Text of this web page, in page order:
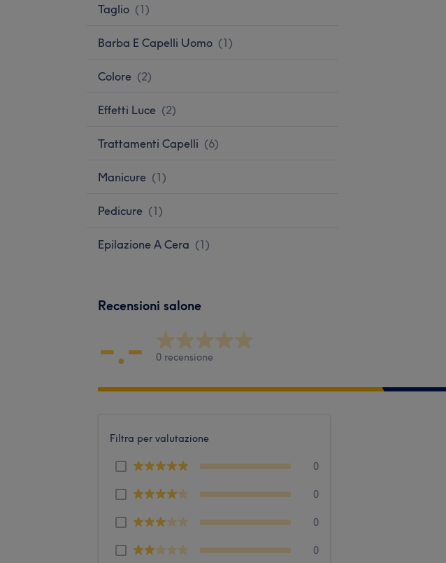
Taglio (1)
Barba E Capelli Uomo (1)
Colore (2)
Effetti Luce (2)
Trattamenti Capelli (6)
Manicure (1)
Pedicure (1)
Epilazione A Cera (1)
Recensioni salone
-.- 0 recensione
Filtra per valutazione
0
0
0
0